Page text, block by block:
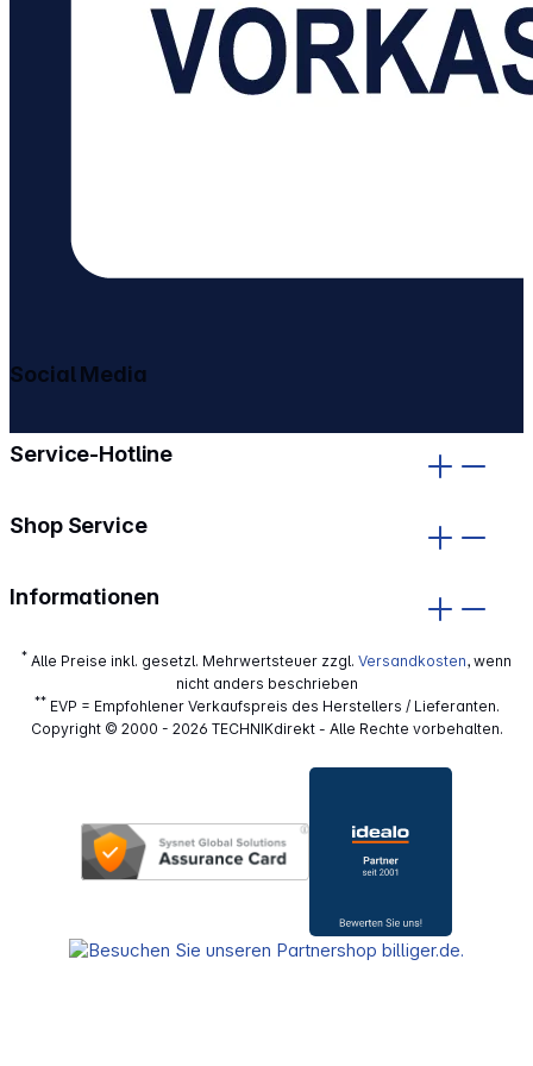
Service-Hotline
Shop Service
Informationen
Social Media
* Alle Preise inkl. gesetzl. Mehrwertsteuer zzgl. Versandkosten, wenn
nicht anders beschrieben
**EVP = Empfohlener Verkaufspreis des Herstellers / Lieferanten.
Copyright © 2000 - 2026 TECHNIKdirekt - Alle Rechte vorbehalten.